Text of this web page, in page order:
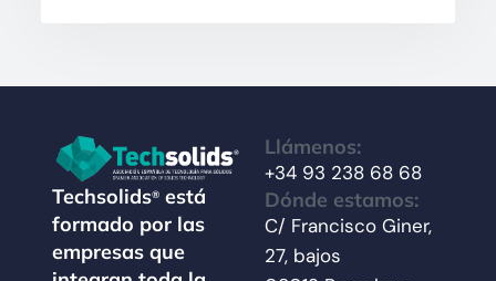
Techsolids®está
formado por las
empresas que
Llámenos:
+34 93 238 68 68
Dónde estamos:
C/ Francisco Giner,
27, bajos